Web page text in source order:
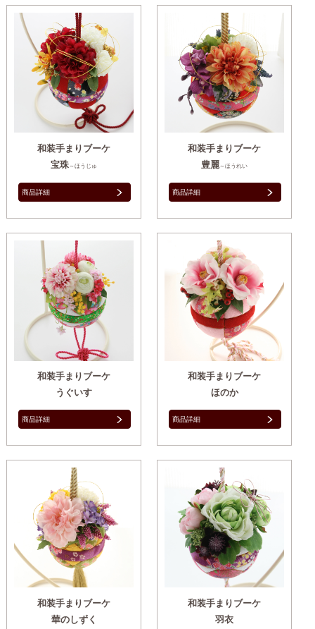
和装手まりブーケ
宝珠 ～ほうじゅ
商品詳細
和装手まりブーケ
豊麗 ～ほうれい
商品詳細
和装手まりブーケ
うぐいす
商品詳細
和装手まりブーケ
ほのか
商品詳細
和装手まりブーケ
華のしずく
和装手まりブーケ
羽衣